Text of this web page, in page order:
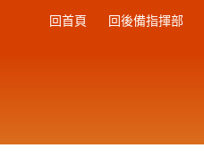
回首頁 回後備指揮部